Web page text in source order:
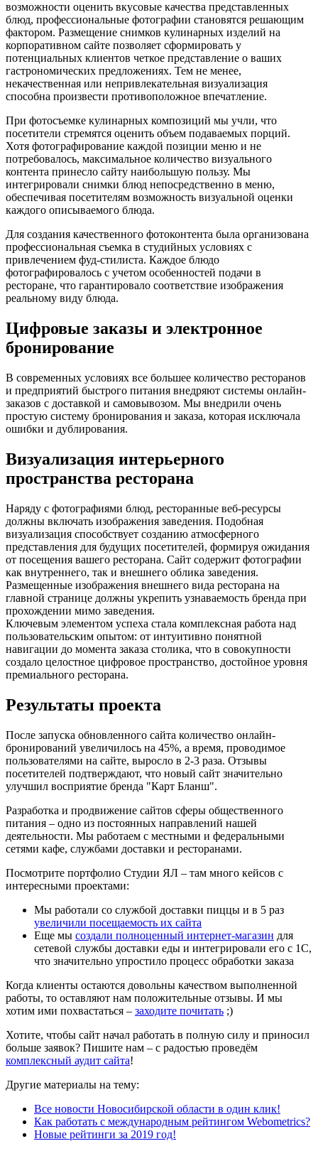
возможности оценить вкусовые качества представленных
блюд, профессиональные фотографии становятся решающим
фактором. Размещение снимков кулинарных изделий на
корпоративном сайте позволяет сформировать у
потенциальных клиентов четкое представление о ваших
гастрономических предложениях. Тем не менее,
некачественная или непривлекательная визуализация
способна произвести противоположное впечатление.
При фотосъемке кулинарных композиций мы учли, что
посетители стремятся оценить объем подаваемых порций.
Хотя фотографирование каждой позиции меню и не
потребовалось, максимальное количество визуального
контента принесло сайту наибольшую пользу. Мы
интегрировали снимки блюд непосредственно в меню,
обеспечивая посетителям возможность визуальной оценки
каждого описываемого блюда.
Для создания качественного фотоконтента была организована
профессиональная съемка в студийных условиях с
привлечением фуд-стилиста. Каждое блюдо
фотографировалось с учетом особенностей подачи в
ресторане, что гарантировало соответствие изображения
реальному виду блюда.
Цифровые заказы и электронное
бронирование
В современных условиях все большее количество ресторанов
и предприятий быстрого питания внедряют системы онлайн-
заказов с доставкой и самовывозом. Мы внедрили очень
простую систему бронирования и заказа, которая исключала
ошибки и дублирования.
Визуализация интерьерного
пространства ресторана
Наряду с фотографиями блюд, ресторанные веб-ресурсы
должны включать изображения заведения. Подобная
визуализация способствует созданию атмосферного
представления для будущих посетителей, формируя ожидания
от посещения вашего ресторана. Сайт содержит фотографии
как внутреннего, так и внешнего облика заведения.
Размещенные изображения внешнего вида ресторана на
главной странице должны укрепить узнаваемость бренда при
прохождении мимо заведения.
Ключевым элементом успеха стала комплексная работа над
пользовательским опытом: от интуитивно понятной
навигации до момента заказа столика, что в совокупности
создало целостное цифровое пространство, достойное уровня
премиального ресторана.
Результаты проекта
После запуска обновленного сайта количество онлайн-
бронирований увеличилось на 45%, а время, проводимое
пользователями на сайте, выросло в 2-3 раза. Отзывы
посетителей подтверждают, что новый сайт значительно
улучшил восприятие бренда "Карт Бланш".
Разработка и продвижение сайтов сферы общественного
питания – одно из постоянных направлений нашей
деятельности. Мы работаем с местными и федеральными
сетями кафе, службами доставки и ресторанами.
Посмотрите портфолио Студии ЯЛ – там много кейсов с
интересными проектами:
Мы работали со службой доставки пиццы и в 5 раз
увеличили посещаемость их сайта
Еще мы создали полноценный интернет-магазин для
сетевой службы доставки еды и интегрировали его с 1С,
что значительно упростило процесс обработки заказа
Когда клиенты остаются довольны качеством выполненной
работы, то оставляют нам положительные отзывы. И мы
хотим ими похвастаться – заходите почитать ;)
Хотите, чтобы сайт начал работать в полную силу и приносил
больше заявок? Пишите нам – с радостью проведём
комплексный аудит сайта!
Другие материалы на тему:
Все новости Новосибирской области в один клик!
Как работать с международным рейтингом Webometrics?
Новые рейтинги за 2019 год!